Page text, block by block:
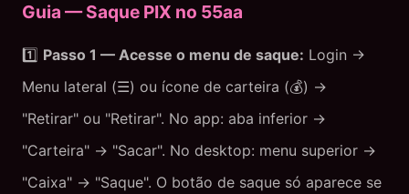
Guia — Saque PIX no 55aa
1️⃣ Passo 1 — Acesse o menu de saque: Login →
Menu lateral (☰) ou ícone de carteira (💰) →
"Retirar" ou "Retirar". No app: aba inferior →
"Carteira" → "Sacar". No desktop: menu superior →
"Caixa" → "Saque". O botão de saque só aparece se